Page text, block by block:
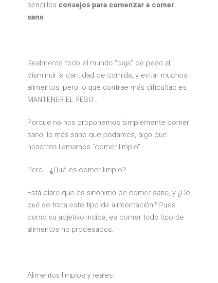
sencillos consejos para comenzar a comer
sano
Realmente todo el mundo “baja” de peso al
disminuir la cantidad de comida, y evitar muchos
alimentos, pero lo que contrae más dificultad es
MANTENER EL PESO…
Porque no nos proponemos simplemente comer
sano, lo más sano que podamos, algo que
nosotros llamamos “comer limpio”.
Pero… ¿ Qué es comer limpio?
Está claro que es sinónimo de comer sano, y ¿De
qué se trata este tipo de alimentación? Pues
como su adjetivo indica, es comer todo tipo de
alimentos no procesados:
Alimentos limpios y reales.